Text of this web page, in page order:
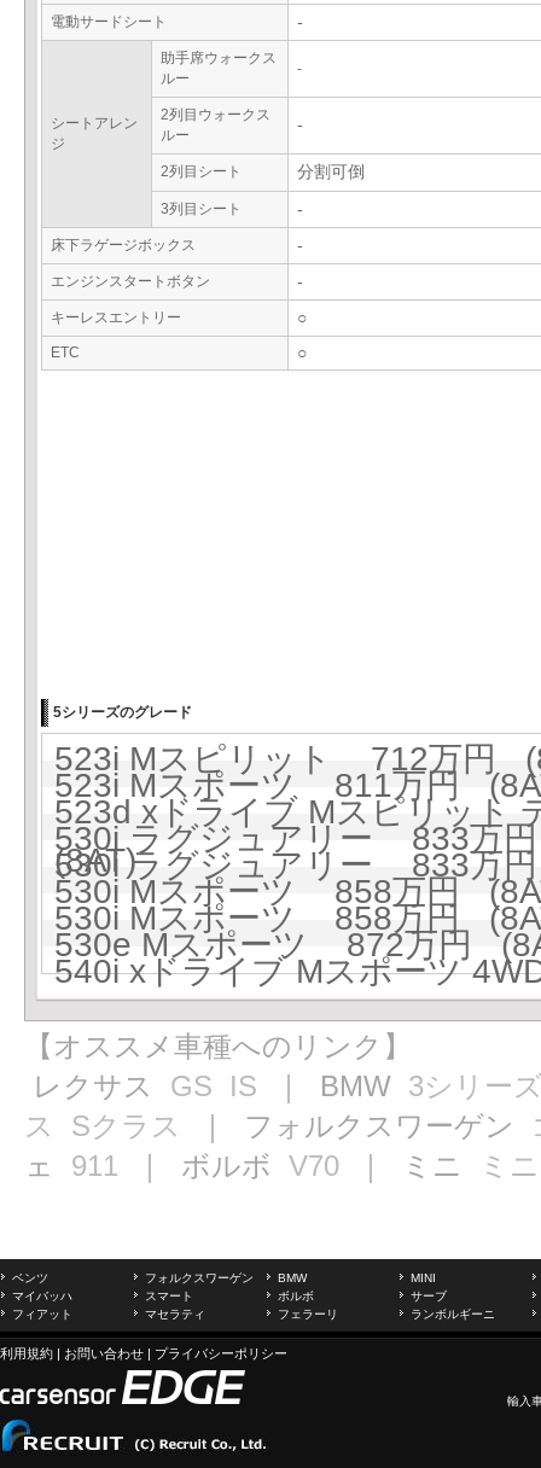
電動サードシート -
シートアレン
ジ
助手席ウォークス
ルー
-
2列目ウォークス
ルー
-
2列目シート 分割可倒
3列目シート -
床下ラゲージボックス -
エンジンスタートボタン -
キーレスエントリー ○
ETC ○
5シリーズのグレード
523i Mスピリット 712万円
523i Mスポーツ 811万円
523d xドライブ Mスピリッ
(8AT)
530i ラグジュアリー 833万
530i ラグジュアリー 833万
530i Mスポーツ 858万円
530i Mスポーツ 858万円
530e Mスポーツ 872万円
540i xドライブ Mスポーツ
【オススメ車種へのリンク】
レクサス GS IS ｜ BMW 3シリー
ス
Sクラス ｜ フォルクスワーゲン
ェ 911 ｜ ボルボ V70 ｜ ミニ ミニ
ベンツ フォルクスワーゲン BMW
MINI
マイバッハ
スマート ボルボ
サーブ
フィアット
マセラティ フェラーリ ランボルギーニ
利用規約 | お問い合わせ | プライバシーポリシー
輸入